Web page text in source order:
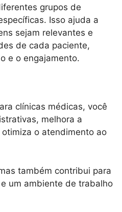
grupos de
Isso ajuda a
sejam relevantes e
de cada paciente,
e o engajamento.
clínicas médicas, você
melhora a
o atendimento ao
também contribui para
um ambiente de trabalho